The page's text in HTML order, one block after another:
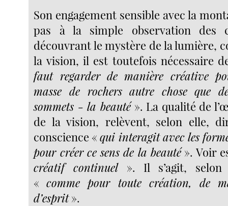
Son engagement sensible avec la
pas à la simple observation des
découvrant le mystère de la lumière,
la vision, il est toutefois nécessaire
faut regarder de manière créative
masse de rochers autre chose que
sommets - la beauté». La qualité de
de la vision, relèvent, selon elle,
conscience «qui interagit avec les
pour créer ce sens de la beauté». Voir
créatif continuel». Il s’agit, selon
«comme pour toute création, de
d’esprit».